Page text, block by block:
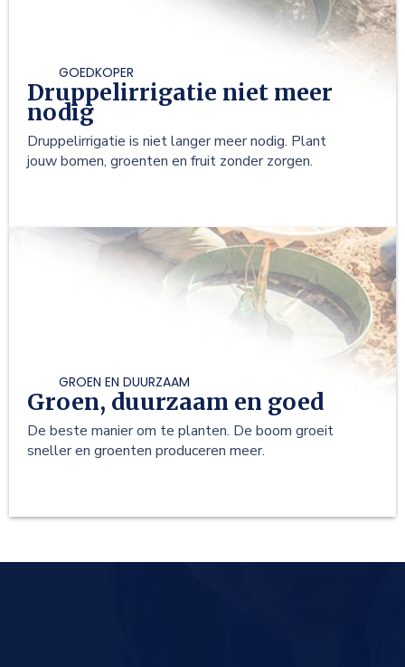
GOEDKOPER
Druppelirrigatie niet meer
nodig
Druppelirrigatie is niet langer meer nodig. Plant
jouw bomen, groenten en fruit zonder zorgen.
GROEN EN DUURZAAM
Groen, duurzaam en goed
De beste manier om te planten. De boom groeit
sneller en groenten produceren meer.